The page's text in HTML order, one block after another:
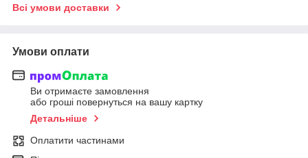
Всі умови доставки
Умови оплати
Ви отримаєте замовлення
або гроші повернуться на вашу картку
Детальніше
Оплатити частинами